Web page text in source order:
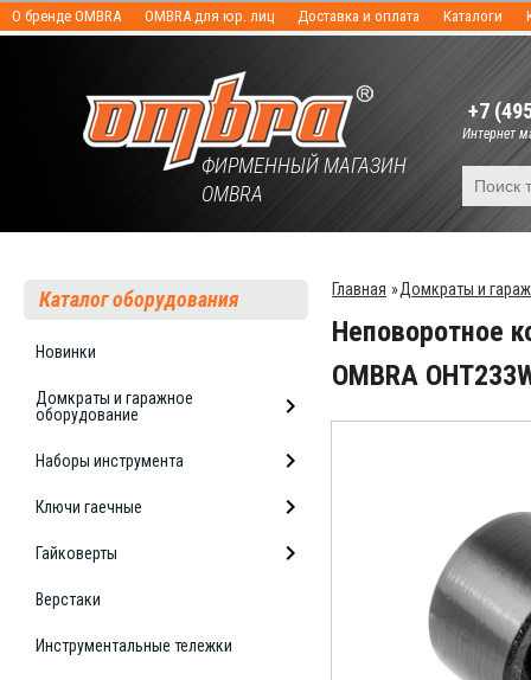
О бренде OMBRA OMBRA для юр. лиц Доставка и оплата Каталоги
ФИРМЕННЫЙ МАГАЗИН
OMBRA
+7
Интернет
Каталог оборудования
Новинки
Домкраты и гаражное
оборудование
Наборы инструмента
Ключи гаечные
Гайковерты
Верстаки
Инструментальные тележки
Главная »Домкраты и
Неповоротное
OMBRA